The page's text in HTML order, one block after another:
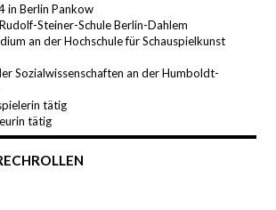
in Berlin Pankow
Steiner-Schule Berlin-Dahlem
an der Hochschule für Schauspielkunst
Sozialwissenschaften an der Humboldt-
tätig
tätig